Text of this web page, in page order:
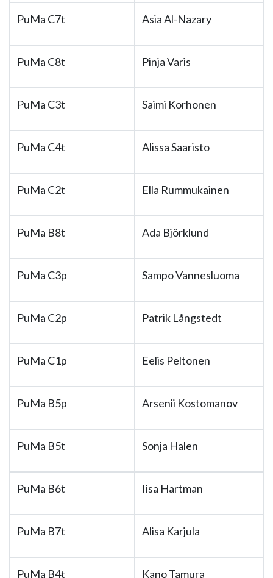
PuMa C7t Asia Al-Nazary
PuMa C8t Pinja Varis
PuMa C3t Saimi Korhonen
PuMa C4t Alissa Saaristo
PuMa C2t Ella Rummukainen
PuMa B8t Ada Björklund
PuMa C3p Sampo Vannesluoma
PuMa C2p Patrik Långstedt
PuMa C1p Eelis Peltonen
PuMa B5p Arsenii Kostomanov
PuMa B5t Sonja Halen
PuMa B6t Iisa Hartman
PuMa B7t Alisa Karjula
PuMa B4t Kano Tamura